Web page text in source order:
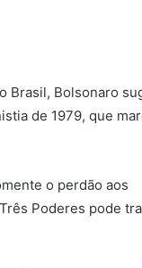
Brasil, Bolsonaro
de 1979, que
o perdão aos
Poderes pode